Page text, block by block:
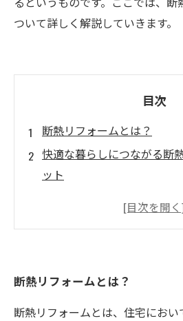
ついて詳しく解説していきます。
目次
断熱リフォームとは？
快適な暮らしにつながる断
ット
断熱リフォームで節約でき
断熱リフォームとは？
断熱リフォームとは、住宅にお